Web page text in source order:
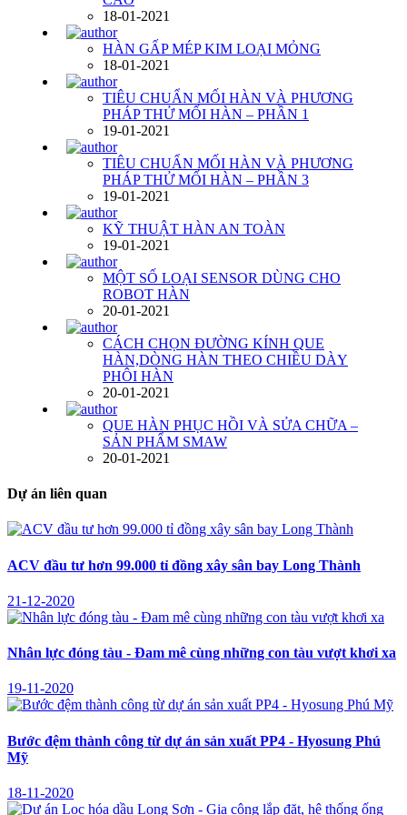
18-01-2021
HÀN GẤP MÉP KIM LOẠI MỎNG
18-01-2021
TIÊU CHUẨN MỐI HÀN VÀ PHƯƠNG
PHÁP THỬ MỐI HÀN – PHẦN 1
19-01-2021
TIÊU CHUẨN MỐI HÀN VÀ PHƯƠNG
PHÁP THỬ MỐI HÀN – PHẦN 3
19-01-2021
KỸ THUẬT HÀN AN TOÀN
19-01-2021
MỘT SỐ LOẠI SENSOR DÙNG CHO
ROBOT HÀN
20-01-2021
CÁCH CHỌN ĐƯỜNG KÍNH QUE
HÀN,DÒNG HÀN THEO CHIỀU DÀY
PHÔI HÀN
20-01-2021
QUE HÀN PHỤC HỒI VÀ SỬA CHỮA –
SẢN PHẨM SMAW
20-01-2021
Dự án liên quan
ACV đầu tư hơn 99.000 tỉ đồng xây sân bay Long Thành
21-12-2020
Nhân lực đóng tàu - Đam mê cùng những con tàu vượt khơi xa
19-11-2020
Bước đệm thành công từ dự án sản xuất PP4 - Hyosung Phú
Mỹ
18-11-2020